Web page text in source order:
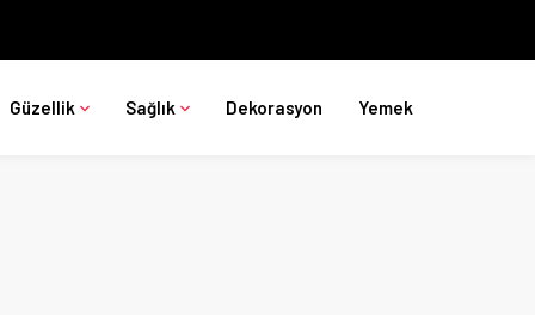
Güzellik Sağlık Dekorasyon Yemek